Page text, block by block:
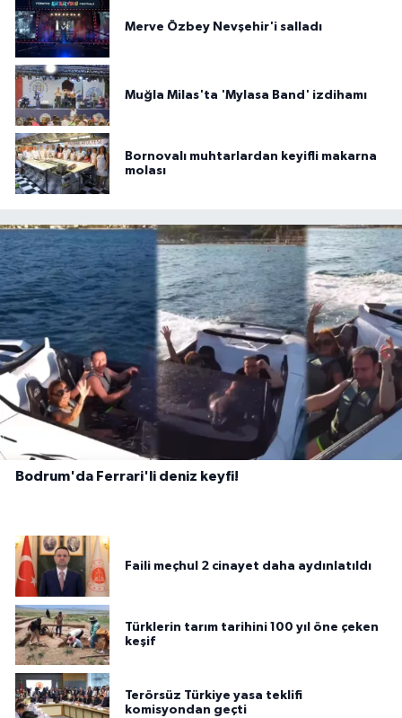
Merve Özbey Nevşehir'i salladı
Muğla Milas'ta 'Mylasa Band' izdihamı
Bornovalı muhtarlardan keyifli makarna
molası
Bodrum'da Ferrari'li deniz keyfi!
Faili meçhul 2 cinayet daha aydınlatıldı
Türklerin tarım tarihini 100 yıl öne çeken
keşif
Terörsüz Türkiye yasa teklifi
komisyondan geçti